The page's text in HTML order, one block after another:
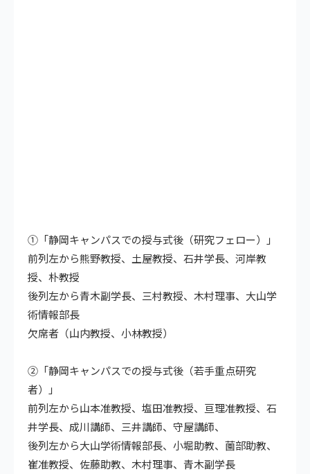
①「静岡キャンパスでの授与式後（研究フェロー）」
前列左から熊野教授、土屋教授、石井学長、河岸教
授、朴教授
後列左から青木副学長、三村教授、木村理事、大山学
術情報部長
欠席者（山内教授、小林教授）
②「静岡キャンパスでの授与式後（若手重点研究
者）」
前列左から山本准教授、塩田准教授、亘理准教授、石
井学長、成川講師、三井講師、守屋講師、
後列左から大山学術情報部長、小堀助教、薗部助教、
崔准教授、佐藤助教、木村理事、青木副学長